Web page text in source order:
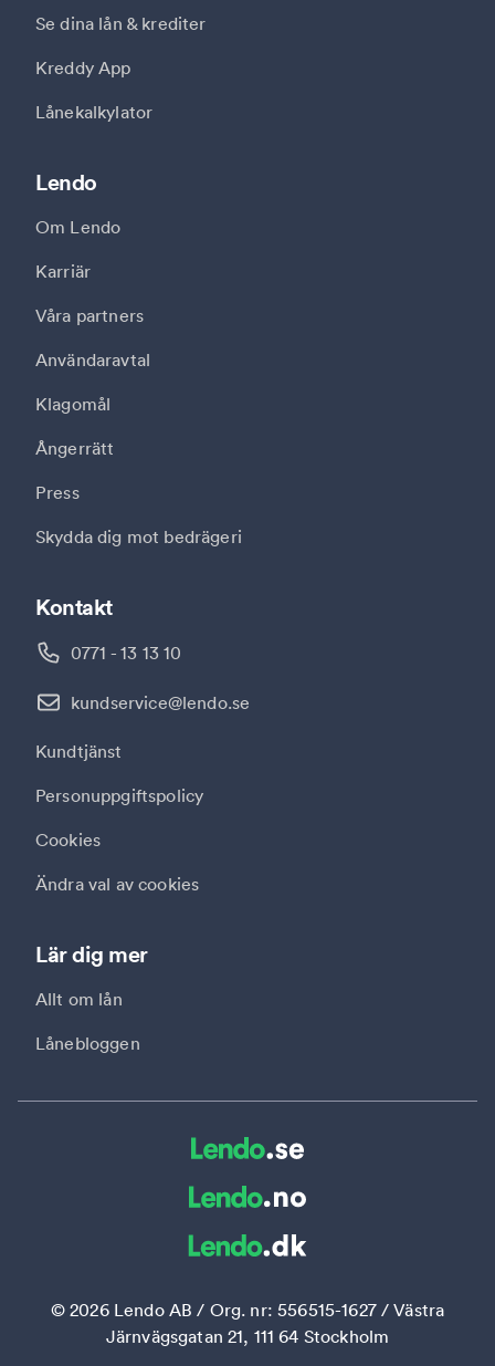
Se dina lån & krediter
Kreddy App
Lånekalkylator
Lär dig mer
Allt om lån
Lånebloggen
Kontakt
0771 - 13 13 10
kundservice@lendo.se
Kundtjänst
Personuppgiftspolicy
Cookies
Ändra val av cookies
Lendo
Om Lendo
Karriär
Våra partners
Användaravtal
Klagomål
Ångerrätt
Press
Skydda dig mot bedrägeri
©2026Lendo AB / Org. nr: 556515-1627 / Västra
Järnvägsgatan 21, 111 64 Stockholm